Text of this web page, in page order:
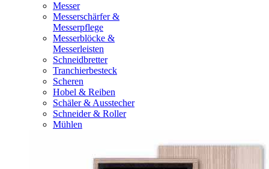
Messer
Messerschärfer &
Messerpflege
Messerblöcke &
Messerleisten
Schneidbretter
Tranchierbesteck
Scheren
Hobel & Reiben
Schäler & Ausstecher
Schneider & Roller
Mühlen